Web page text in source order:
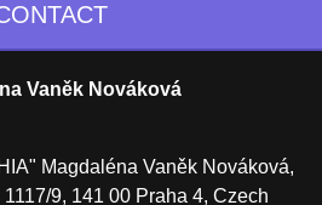
Vaněk Nováková
Magdaléna Vaněk Nováková,
9, 141 00 Praha 4, Czech